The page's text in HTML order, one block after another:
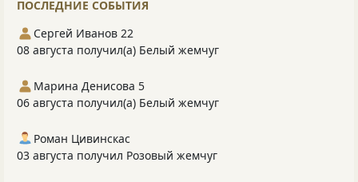
ПОСЛЕДНИЕ СОБЫТИЯ
Сергей Иванов 22
08 августа получил(а) Белый жемчуг
Марина Денисова 5
06 августа получил(а) Белый жемчуг
Роман Цивинскас
03 августа получил Розовый жемчуг